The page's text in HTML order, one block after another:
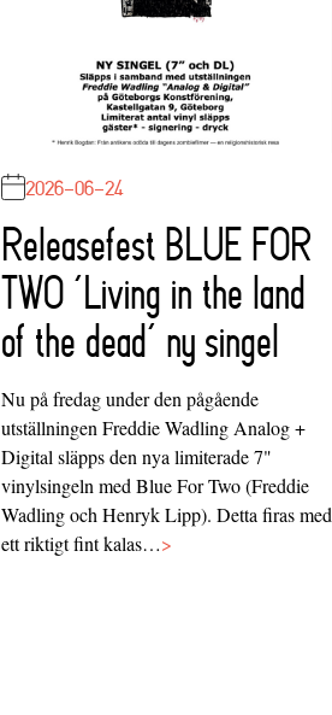
2026-06-24
Releasefest BLUE FOR
TWO ‘Living in the land
of the dead’ ny singel
Nu på fredag under den pågående
utställningen Freddie Wadling Analog +
Digital släpps den nya limiterade 7"
vinylsingeln med Blue For Two (Freddie
Wadling och Henryk Lipp). Detta firas med
ett riktigt fint kalas…>